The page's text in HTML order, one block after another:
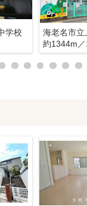
学校
約1344m